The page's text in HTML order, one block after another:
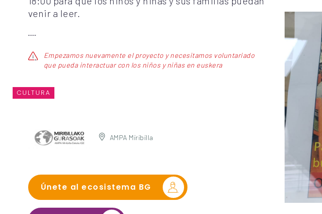
venir a leer.
Empezamos nuevamente el proyecto y necesitamos voluntariado
que pueda interactuar con los niños y niñas en euskera
CULTURA
AMPA Miribilla
Únete al ecosistema BG